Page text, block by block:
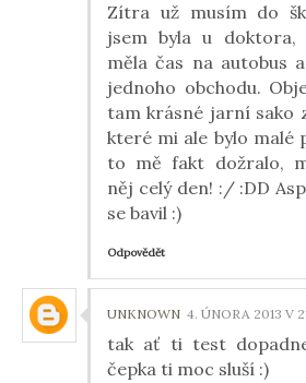
Zítra už musím do
jsem byla u doktora,
měla čas na autobus
jednoho obchodu.
tam krásné jarní sako
které mi ale bylo malé
to mě fakt dožralo,
něj celý den! :/ :DD
se bavil :)
Odpovědět
UNKNOWN 4. ÚNORA 2013 V
tak ať ti test
čepka ti moc sluší :)